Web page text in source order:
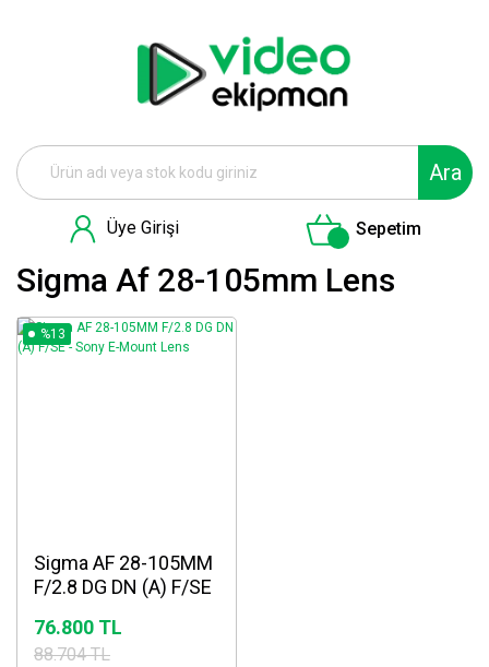
Ara
Üye Girişi Sepetim
Sigma Af 28-105mm Lens
%13
Sigma AF 28-105MM
F/2.8 DG DN (A) F/SE
76.800 TL
88.704 TL